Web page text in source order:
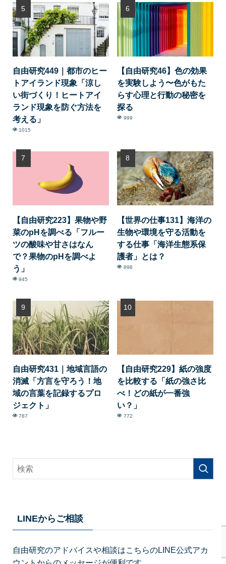
自由研究449｜都市のヒー
トアイランド現象「涼し
い街づくり！ヒートアイ
ランド現象を防ぐ方法を
考える」
1015
【自由研究46】色の効果
を実験しよう〜色がもた
らす心理と行動の秘密を
探る
999
【自由研究223】果物や野
菜のpHを調べる「フルー
ツの酸味や甘さはなん
で？果物のpHを調べよ
う」
945
【世界の仕事131】海洋の
生物や環境を守る活動を
する仕事「海洋生態系保
護者」とは？
898
自由研究431｜地域言語の
消滅「方言を守ろう！地
域の言葉を記録するプロ
ジェクト」
787
【自由研究229】紙の強度
を比較する「紙の強さ比
べ！どの紙が一番強
い？」
772
LINEからご相談
自由研究のアドバイスや相談はこちらのLINE公式アカ